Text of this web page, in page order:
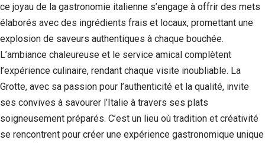
ce joyau de la gastronomie italienne s’engage à offrir des mets
élaborés avec des ingrédients frais et locaux, promettant une
explosion de saveurs authentiques à chaque bouchée.
L’ambiance chaleureuse et le service amical complètent
l’expérience culinaire, rendant chaque visite inoubliable. La
Grotte, avec sa passion pour l’authenticité et la qualité, invite
ses convives à savourer l’Italie à travers ses plats
soigneusement préparés. C’est un lieu où tradition et créativité
se rencontrent pour créer une expérience gastronomique unique